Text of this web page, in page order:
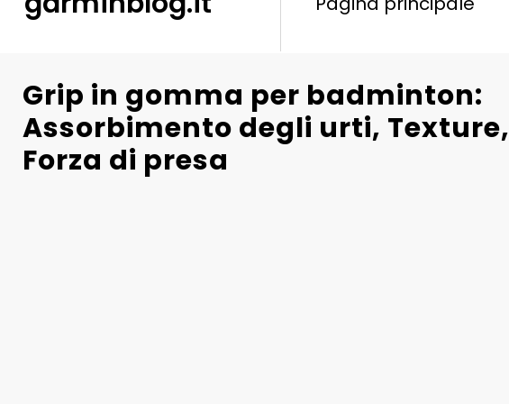
Grip in gomma per badminton:
Assorbimento degli urti, Texture,
Forza di presa